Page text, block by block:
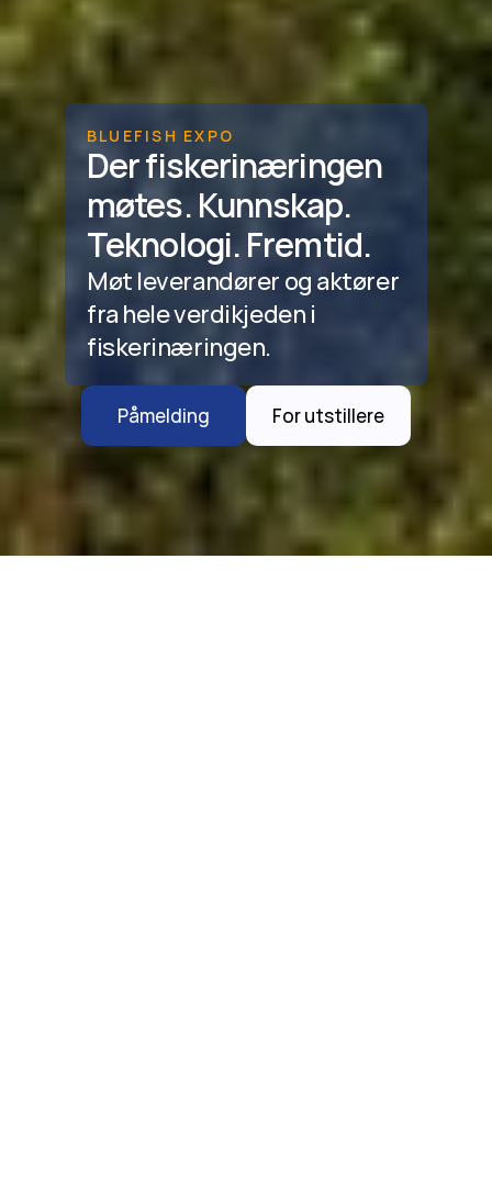
BLUEFISH EXPO
Der fiskerinæringen
møtes. Kunnskap.
Teknologi. Fremtid.
Møt leverandører og aktører
fra hele verdikjeden i
fiskerinæringen.
Påmelding For utstillere